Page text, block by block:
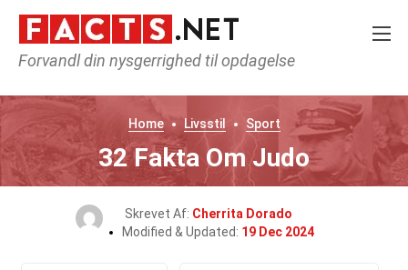
Forvandl din nysgerrighed til opdagelse
Home Livsstil Sport
32 Fakta Om Judo
Skrevet Af: Cherrita Dorado
Modified & Updated: 19 Dec 2024